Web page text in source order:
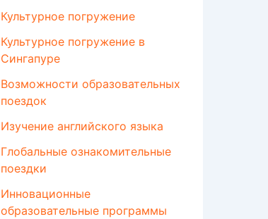
Культурное погружение
Культурное погружение в
Сингапуре
Возможности образовательных
поездок
Изучение английского языка
Глобальные ознакомительные
поездки
Инновационные
образовательные программы